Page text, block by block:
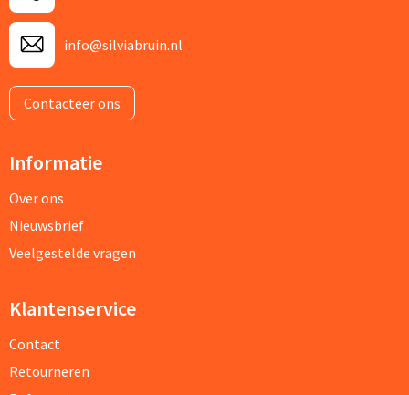
info@silviabruin.nl
Contacteer ons
Informatie
Over ons
Nieuwsbrief
Veelgestelde vragen
Klantenservice
Contact
Retourneren